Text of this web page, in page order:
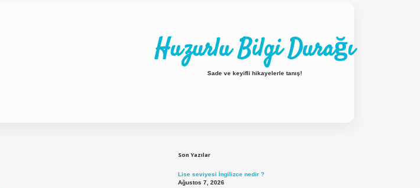
Huzurlu Bilgi Durağı
Sade ve keyifli hikayelerle tanış!
Son Yazılar
Lise seviyesi İngilizce nedir ?
Ağustos 7, 2026